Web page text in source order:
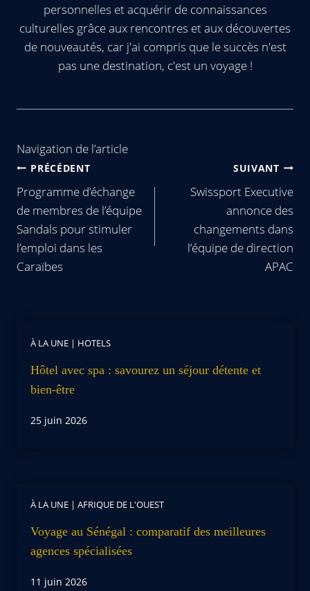
personnelles et acquérir de connaissances
culturelles grâce aux rencontres et aux découvertes
de nouveautés, car j'ai compris que le succès n'est
pas une destination, c'est un voyage !
Navigation de l’article
PRÉCÉDENT
Programme d’échange
de membres de l’équipe
Sandals pour stimuler
l’emploi dans les
Caraïbes
SUIVANT
Swissport Executive
annonce des
changements dans
l’équipe de direction
APAC
À LA UNE | HOTELS
Hôtel avec spa : savourez un séjour détente et
bien-être
25 juin 2026
À LA UNE | AFRIQUE DE L'OUEST
Voyage au Sénégal : comparatif des meilleures
agences spécialisées
11 juin 2026